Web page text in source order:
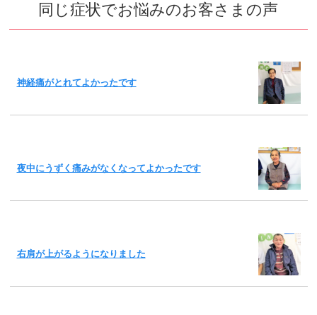
同じ症状でお悩みのお客さまの声
神経痛がとれてよかったです
夜中にうずく痛みがなくなってよかったです
右肩が上がるようになりました